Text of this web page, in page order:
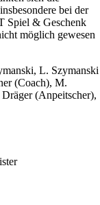
bei der
Spiel & Geschenk
möglich gewesen
L. Szymanski
(Coach), M.
(Anpeitscher),